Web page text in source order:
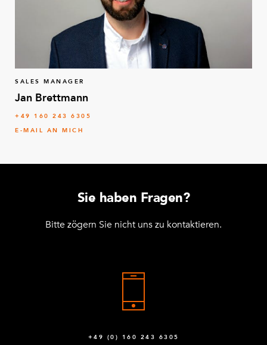
SALES MANAGER
Jan Brettmann
+49 160 243 6305
E-MAIL AN MICH
Sie haben Fragen?
Bitte zögern Sie nicht uns zu kontaktieren.
+49 (0) 160 243 6305